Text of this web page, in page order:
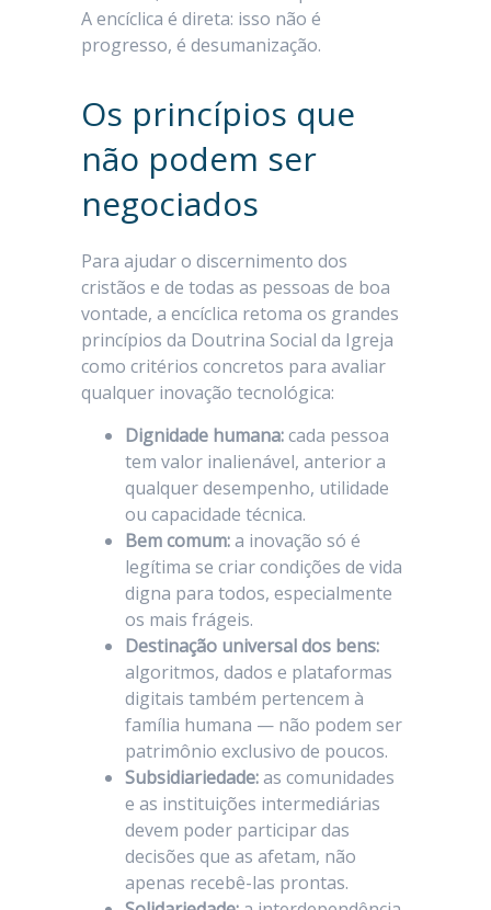
A encíclica é direta: isso não é
progresso, é desumanização.
Os princípios que
não podem ser
negociados
Para ajudar o discernimento dos
cristãos e de todas as pessoas de boa
vontade, a encíclica retoma os grandes
princípios da Doutrina Social da Igreja
como critérios concretos para avaliar
qualquer inovação tecnológica:
Dignidade humana:cada pessoa
tem valor inalienável, anterior a
qualquer desempenho, utilidade
ou capacidade técnica.
Bem comum:a inovação só é
legítima se criar condições de vida
digna para todos, especialmente
os mais frágeis.
Destinação universal dos bens:
algoritmos, dados e plataformas
digitais também pertencem à
família humana — não podem ser
patrimônio exclusivo de poucos.
Subsidiariedade:as comunidades
e as instituições intermediárias
devem poder participar das
decisões que as afetam, não
apenas recebê-las prontas.